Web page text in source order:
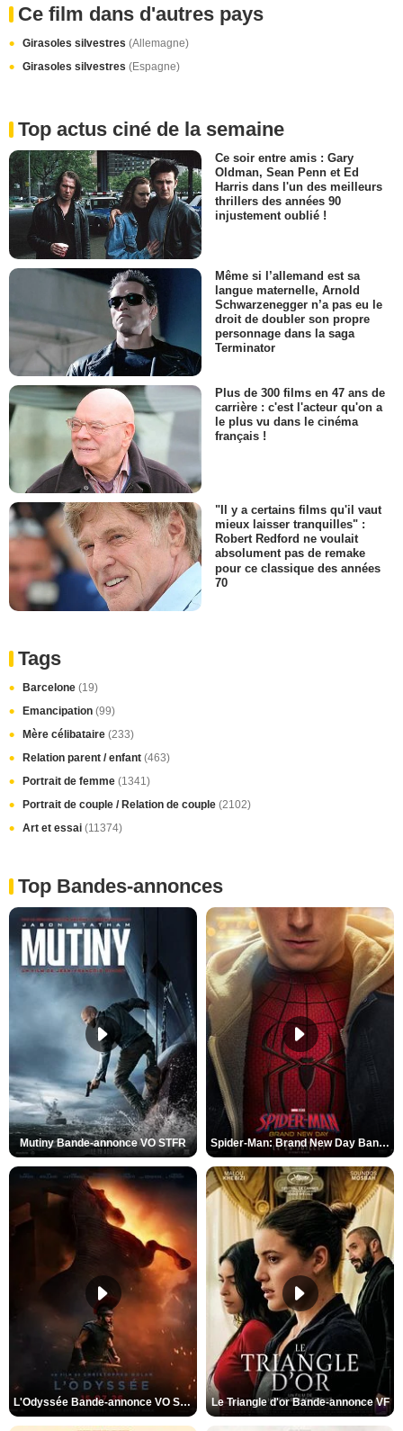
Ce film dans d'autres pays
Girasoles silvestres (Allemagne)
Girasoles silvestres (Espagne)
Top actus ciné de la semaine
Ce soir entre amis : Gary
Oldman, Sean Penn et Ed
Harris dans l'un des meilleurs
thrillers des années 90
injustement oublié !
Même si l’allemand est sa
langue maternelle, Arnold
Schwarzenegger n’a pas eu le
droit de doubler son propre
personnage dans la saga
Terminator
Plus de 300 films en 47 ans de
carrière : c'est l'acteur qu'on a
le plus vu dans le cinéma
français !
"Il y a certains films qu'il vaut
mieux laisser tranquilles" :
Robert Redford ne voulait
absolument pas de remake
pour ce classique des années
70
Tags
Barcelone (19)
Emancipation (99)
Mère célibataire (233)
Relation parent / enfant (463)
Portrait de femme (1341)
Portrait de couple / Relation de couple (2102)
Art et essai (11374)
Top Bandes-annonces
Mutiny Bande-annonce VO STFR Spider-Man: Brand New Day Bande-annonce VO STFR
L'Odyssée Bande-annonce VO STFR Le Triangle d'or Bande-annonce VF